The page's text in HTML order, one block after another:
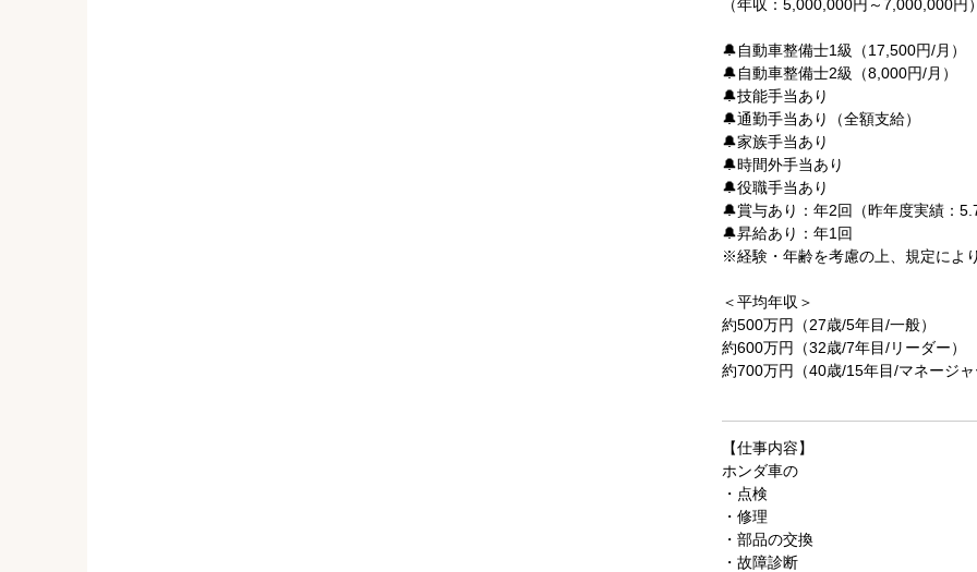
（年収：5,000,000円～7,000,000円）
🔔自動車整備士1級（17,500円/月）
🔔自動車整備士2級（8,000円/月）
🔔技能手当あり
🔔通勤手当あり（全額支給）
🔔家族手当あり
🔔時間外手当あり
🔔役職手当あり
🔔賞与あり：年2回（昨年度実績：
🔔昇給あり：年1回
※経験・年齢を考慮の上、規定によ
＜平均年収＞
約500万円（27歳/5年目/一般）
約600万円（32歳/7年目/リーダー）
約700万円（40歳/15年目/マネージャ
【仕事内容】
ホンダ車の
・点検
・修理
・部品の交換
・故障診断